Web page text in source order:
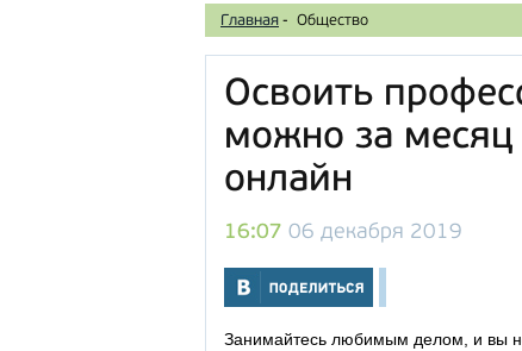
Главная - Общество
Освоить
можно за
онлайн
16:07 06 декабря 2019
Занимайтесь любимым делом, и вы